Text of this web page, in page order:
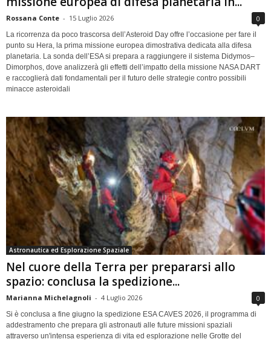
Rossana Conte - 15 Luglio 2026 0
La ricorrenza da poco trascorsa dell’Asteroid Day offre l’occasione per fare il
punto su Hera, la prima missione europea dimostrativa dedicata alla difesa
planetaria. La sonda dell’ESA si prepara a raggiungere il sistema Didymos–
Dimorphos, dove analizzerà gli effetti dell’impatto della missione NASA DART
e raccoglierà dati fondamentali per il futuro delle strategie contro possibili
minacce asteroidali
Astronautica ed Esplorazione Spaziale
Nel cuore della Terra per prepararsi allo
spazio: conclusa la spedizione...
Marianna Michelagnoli - 4 Luglio 2026 0
Si è conclusa a fine giugno la spedizione ESA CAVES 2026, il programma di
addestramento che prepara gli astronauti alle future missioni spaziali
attraverso un'intensa esperienza di vita ed esplorazione nelle Grotte del